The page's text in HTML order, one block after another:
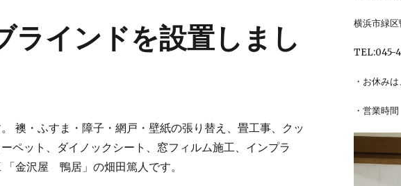
ラインドを設置しまし
襖・ふすま・障子・網戸・壁紙の張り替え、畳工事、クッ
ペット、ダイノックシート、窓フィルム施工、インプラ
「金沢屋 鴨居」の畑田篤人です。
横浜市緑
TEL:045-
・お休み
・営業時